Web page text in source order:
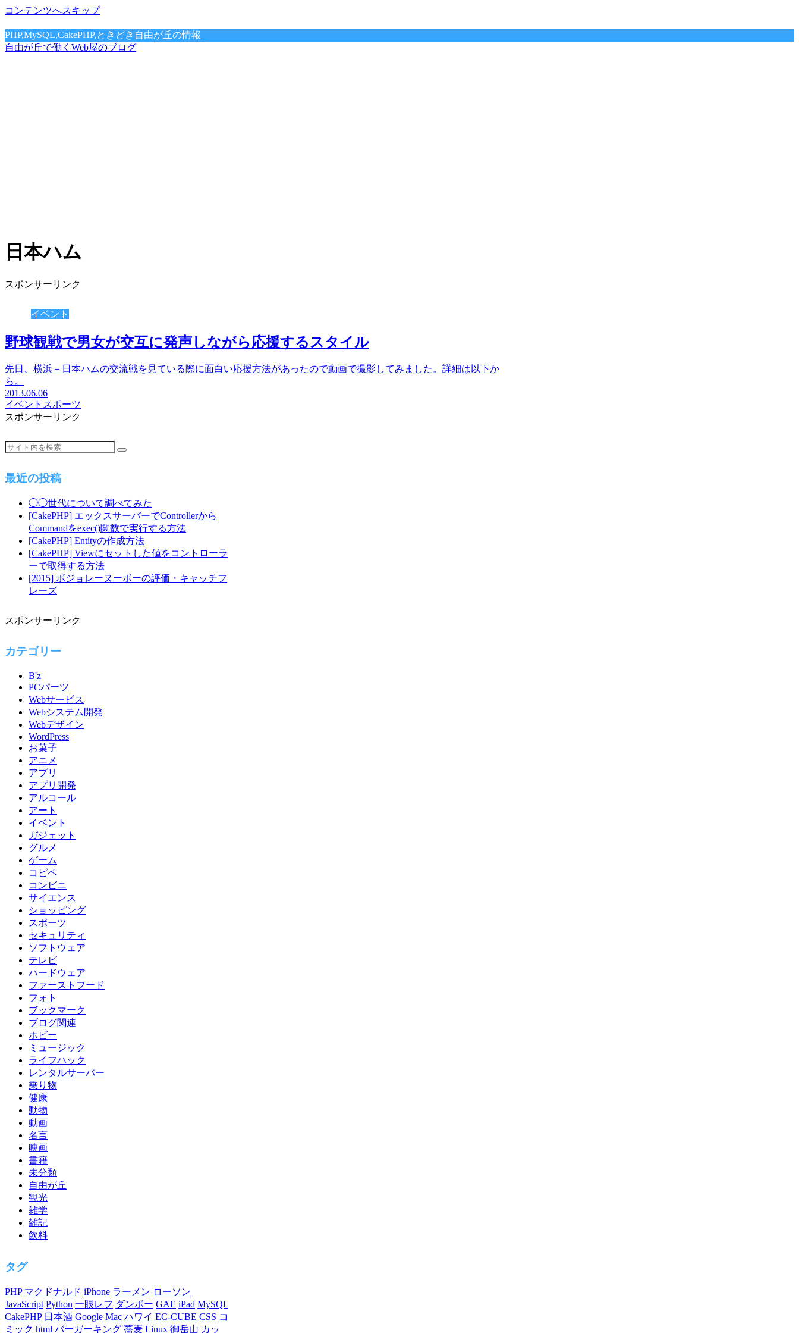
コンテンツへスキップ
PHP,MySQL,CakePHP,ときどき自由が丘の情報
自由が丘で働くWeb屋のブログ
日本ハム
スポンサーリンク
イベント
野球観戦で男女が交互に発声しながら応援するスタイル
先日、横浜－日本ハムの交流戦を見ている際に面白い応援方法があったので動画で撮影してみました。詳細は以下か
ら。
2013.06.06
イベント スポーツ
スポンサーリンク
最近の投稿
◯◯世代について調べてみた
[CakePHP] エックスサーバーでControllerから
Commandをexec()関数で実行する方法
[CakePHP] Entityの作成方法
[CakePHP] Viewにセットした値をコントローラ
ーで取得する方法
[2015] ボジョレーヌーボーの評価・キャッチフ
レーズ
スポンサーリンク
カテゴリー
B'z
PCパーツ
Webサービス
Webシステム開発
Webデザイン
WordPress
お菓子
アニメ
アプリ
アプリ開発
アルコール
アート
イベント
ガジェット
グルメ
ゲーム
コピペ
コンビニ
サイエンス
ショッピング
スポーツ
セキュリティ
ソフトウェア
テレビ
ハードウェア
ファーストフード
フォト
ブックマーク
ブログ関連
ホビー
ミュージック
ライフハック
レンタルサーバー
乗り物
健康
動物
動画
名言
映画
書籍
未分類
自由が丘
観光
雑学
雑記
飲料
タグ
PHP マクドナルド iPhone ラーメン ローソン
JavaScript Python 一眼レフ ダンボー GAE iPad MySQL
CakePHP 日本酒 Google Mac ハワイ EC-CUBE CSS コ
ミック html バーガーキング 蕎麦 Linux 御岳山 カッ